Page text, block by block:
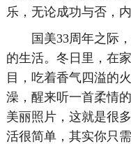
乐，无论成功与否，
国美33周年之际，
的生活。冬日里，在
目，吃着香气四溢的
澡，醒来听一首柔情
美丽照片，这就是很
活很简单，其实你只